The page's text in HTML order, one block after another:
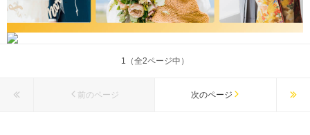
1（全2ページ中）
前のページ 次のページ